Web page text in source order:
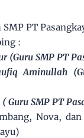
SMP PT
:
(Guru SMP PT
Aminullah
Guru SMP PT
Nova,